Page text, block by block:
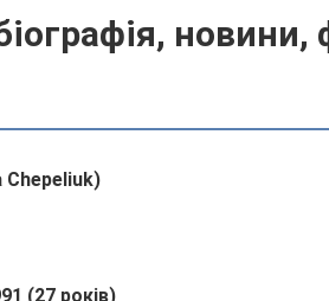
новини,
Chepeliuk)
(27 років)